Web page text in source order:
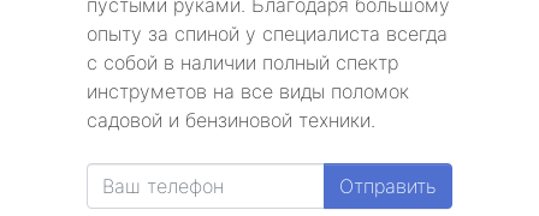
пустыми руками. Благодаря большому
опыту за спиной у специалиста всегда
с собой в наличии полный спектр
инструметов на все виды поломок
садовой и бензиновой техники.
Отправить